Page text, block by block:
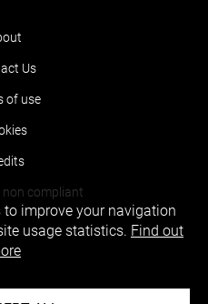
Us
of use
non compliant
improve your navigation
usage statistics. Find out